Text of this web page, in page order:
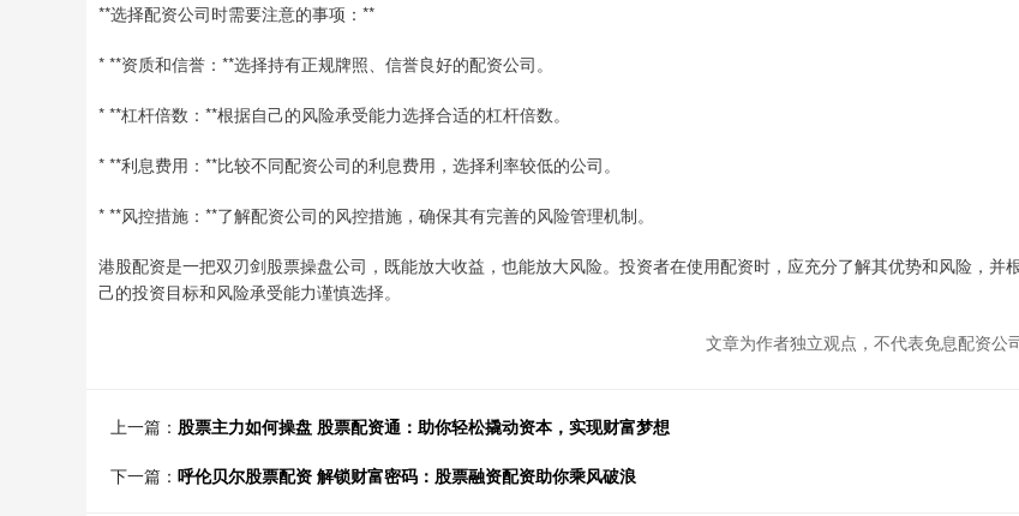
**选择配资公司时需要注意的事项：**
* **资质和信誉：**选择持有正规牌照、信誉良好的配资公司。
* **杠杆倍数：**根据自己的风险承受能力选择合适的杠杆倍数。
* **利息费用：**比较不同配资公司的利息费用，选择利率较低的公司。
* **风控措施：**了解配资公司的风控措施，确保其有完善的风险管理机制。
港股配资是一把双刃剑股票操盘公司，既能放大收益，也能放大风险。投资者在使用配资时，应充分了解其优势和风险，并
己的投资目标和风险承受能力谨慎选择。
文章为作者独立观点，不代表免息配资公
上一篇： 股票主力如何操盘 股票配资通：助你轻松撬动资本，实现财富梦想
下一篇： 呼伦贝尔股票配资 解锁财富密码：股票融资配资助你乘风破浪